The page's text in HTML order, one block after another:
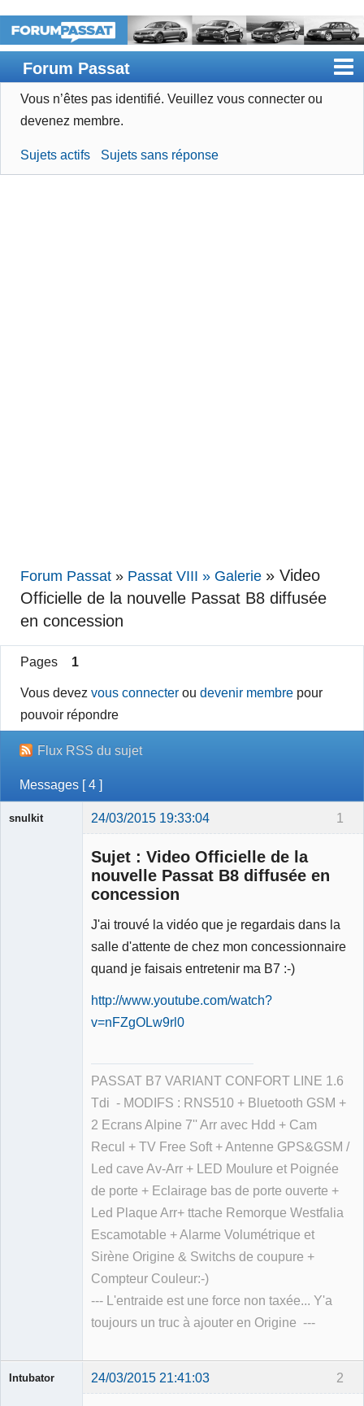
Forum Passat
Accueil
Devenir membre
Vous n’êtes pas identifié. Veuillez vous connecter ou
devenez membre.
Sujets actifs Sujets sans réponse
Forum Passat » Passat VIII » Galerie »Video
Officielle de la nouvelle Passat B8 diffusée
en concession
Pages 1
Vous devezvous connecter oudevenir membre pour
pouvoir répondre
Flux RSS du sujet
Messages [ 4 ]
1
snulkit 24/03/2015 19:33:04
Sujet : Video Officielle de la
nouvelle Passat B8 diffusée en
concession
J'ai trouvé la vidéo que je regardais dans la
salle d'attente de chez mon concessionnaire
quand je faisais entretenir ma B7 :-)
http://www.youtube.com/watch?
v=nFZgOLw9rl0
PASSAT B7 VARIANT CONFORT LINE 1.6
Tdi - MODIFS : RNS510 + Bluetooth GSM +
2 Ecrans Alpine 7'' Arr avec Hdd + Cam
Recul + TV Free Soft + Antenne GPS&GSM /
Led cave Av-Arr + LED Moulure et Poignée
de porte + Eclairage bas de porte ouverte +
Led Plaque Arr+ ttache Remorque Westfalia
Escamotable + Alarme Volumétrique et
Sirène Origine & Switchs de coupure +
Compteur Couleur:-)
--- L'entraide est une force non taxée... Y'a
toujours un truc à ajouter en Origine ---
2
Intubator 24/03/2015 21:41:03